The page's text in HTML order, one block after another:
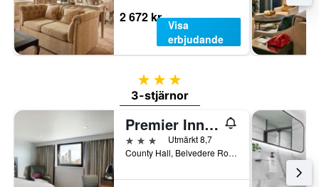
2 672 kr
Visa
erbjudande
3 stjärnor
3-stjärnor
Premier Inn London County Hall
3 stjärnorUtmärkt 8,7
County Hall, Belvedere Road, London SE1 7PB, London, Storbritannien